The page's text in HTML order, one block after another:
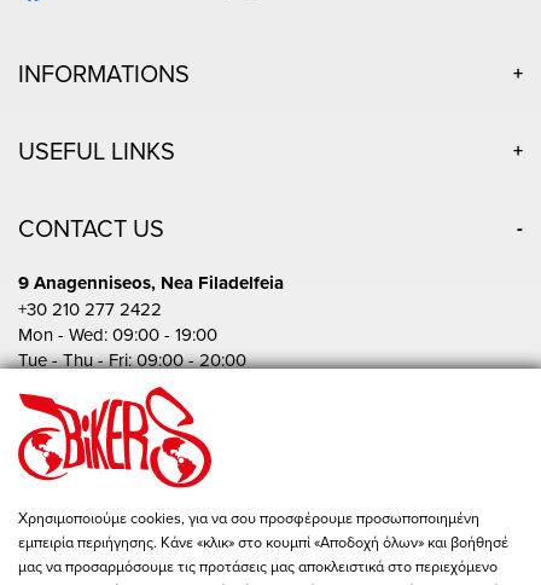
INFORMATIONS
USEFUL LINKS
CONTACT US
9 Anagenniseos, Nea Filadelfeia
+30 210 277 2422
Mon - Wed: 09:00 - 19:00
Tue - Thu - Fri: 09:00 - 20:00
Sat: 10:00 - 15:00
Pireos 86, Athina
+30 210 342 4454
Mon - Fri: 09:00 - 19:00
Sat: 10:00 - 15:00
store@bikers-world.gr
Χρησιμοποιούμε cookies, για να σου προσφέρουμε προσωποποιημένη
εμπειρία περιήγησης. Κάνε «κλικ» στο κουμπί «Αποδοχή όλων» και βοήθησέ
μας να προσαρμόσουμε τις προτάσεις μας αποκλειστικά στο περιεχόμενο